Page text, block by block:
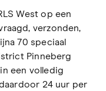
West op een
verzonden,
70 speciaal
Pinneberg
een volledig
24 uur per